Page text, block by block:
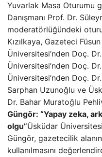
Yuvarlak Masa Oturumu
Danışmanı Prof. Dr.
moderatörlüğündeki
Kızılkaya, Gazeteci
Üniversitesi’nden Doç.
Üniversitesi’nden Doç.
Üniversitesi’nden Doç.
Sarphan Uzunoğlu ve
Dr. Bahar Muratoğlu
Güngör: “Yapay zeka,
olgu”Üsküdar
Güngör, gazetecilik
kullanılmasını